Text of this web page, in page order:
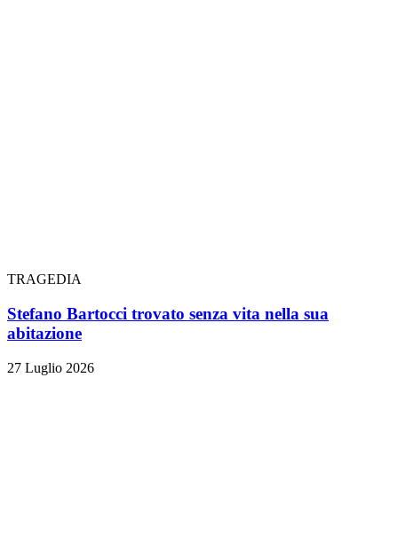
TRAGEDIA
Stefano Bartocci trovato senza vita nella sua
abitazione
27 Luglio 2026